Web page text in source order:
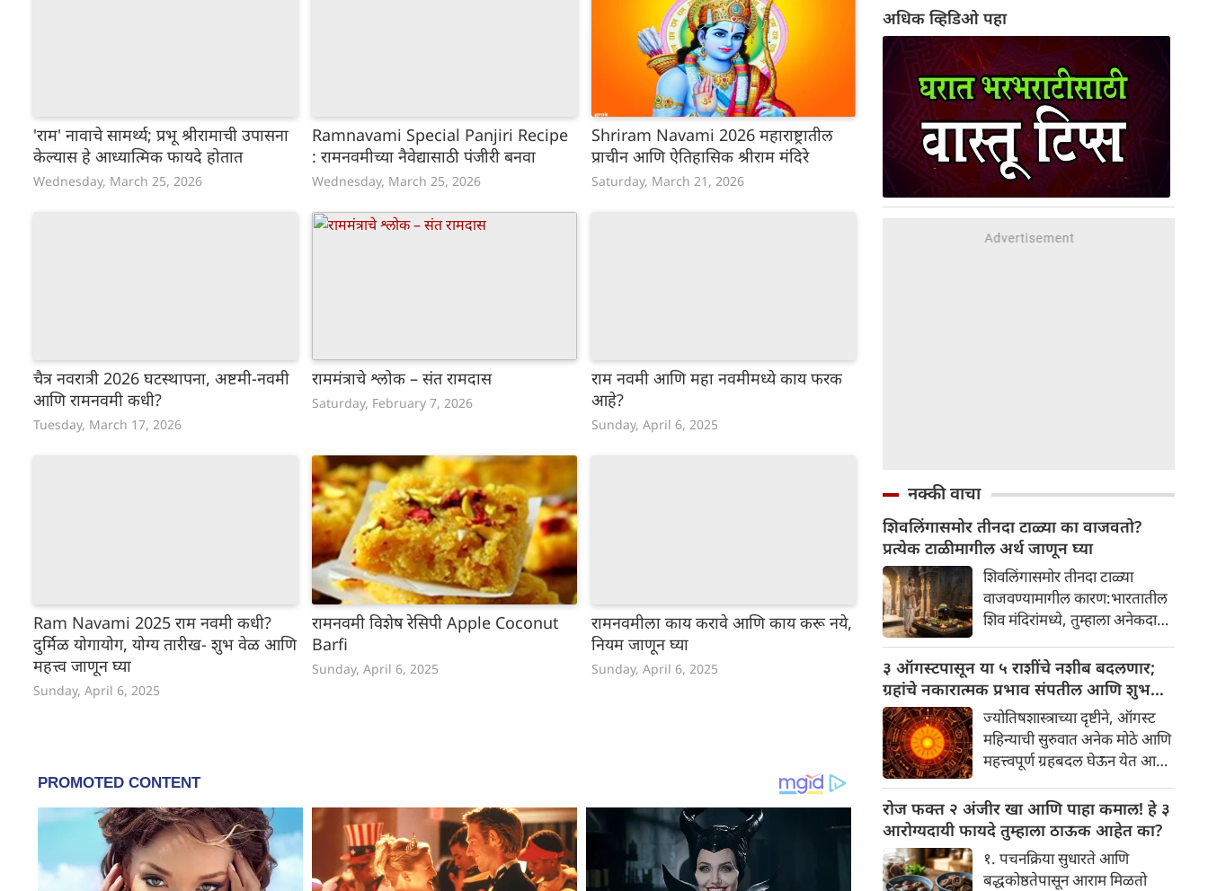
'राम' नावाचे सामर्थ्य; प्रभू श्रीरामाची उपासना
केल्यास हे आध्यात्मिक फायदे होतात
Wednesday, March 25, 2026
Ramnavami Special Panjiri Recipe
: रामनवमीच्या नैवेद्यासाठी पंजीरी बनवा
Wednesday, March 25, 2026
Shriram Navami 2026 महाराष्ट्रातील
प्राचीन आणि ऐतिहासिक श्रीराम मंदिरे
Saturday, March 21, 2026
चैत्र नवरात्री 2026 घटस्थापना, अष्टमी-नवमी
आणि रामनवमी कधी?
Tuesday, March 17, 2026
राममंत्राचे श्लोक – संत रामदास
Saturday, February 7, 2026
राम नवमी आणि महा नवमीमध्ये काय फरक
आहे?
Sunday, April 6, 2025
Ram Navami 2025 राम नवमी कधी?
दुर्मिळ योगायोग, योग्य तारीख- शुभ वेळ आणि
महत्त्व जाणून घ्या
Sunday, April 6, 2025
रामनवमी विशेष रेसिपी Apple Coconut
Barfi
Sunday, April 6, 2025
रामनवमीला काय करावे आणि काय करू नये,
नियम जाणून घ्या
Sunday, April 6, 2025
अधिक व्हिडिओ पहा
नक्की वाचा
शिवलिंगासमोर तीनदा टाळ्या का वाजवतो?
प्रत्येक टाळीमागील अर्थ जाणून घ्या
शिवलिंगासमोर तीनदा टाळ्या
वाजवण्यामागील कारण:भारतातील
शिव मंदिरांमध्ये, तुम्हाला अनेकदा
वाजवताना दिसतील. ही एक सामान्य
प्रथा आहे, पण तुम्ही कधी विचार
केला आहे का की यामागे काय रहस्य
आहे आणि प्रत्येक टाळीचा अर्थ काय
आहे? हा केवळ एक विधी नाही, तर
यामागे खोलवर रुजलेल्या पौराणिक
श्रद्धा, आध्यात्मिक अर्थ आणि काही
वैज्ञानिक तर्कदेखील आहेत. चला,
या अनोख्या परंपरेमागील अर्थ
सविस्तरपणे समजून घेऊया.
३ ऑगस्टपासून या ५ राशींचे नशीब बदलणार;
ग्रहांचे नकारात्मक प्रभाव संपतील आणि शुभ
दिवसांची सुरुवात होईलज्योतिषशास्त्राच्या दृष्टीने, ऑगस्ट
महिन्याची सुरुवात अनेक मोठे आणि
महत्त्वपूर्ण ग्रहबदल घेऊन येत आहे.
हालचाल अनेक राशींच्या जीवनात
सकारात्मक बदल घडवून आणणार
आहे. विशेषतः ३ ऑगस्ट रोजी एक
अत्यंत दुर्मिळ आणि फलदायी
रोज फक्त २ अंजीर खा आणि पाहा कमाल! हे ३
आरोग्यदायी फायदे तुम्हाला ठाऊक आहेत का?
१. पचनक्रिया सुधारते आणि
बद्धकोष्ठतेपासून आराम मिळतो